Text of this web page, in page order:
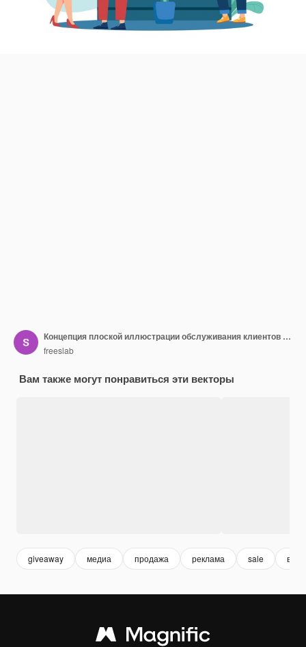
Концепция плоской иллюстрации обслуживания клиентов на белом фоне
freeslab
Вам также могут понравиться эти векторы
giveaway медиа продажа реклама sale в